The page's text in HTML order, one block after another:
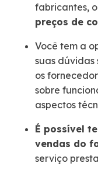
fabricantes,
preços de
Você tem a
suas
os
sobre
aspectos
É possível
vendas do
serviço